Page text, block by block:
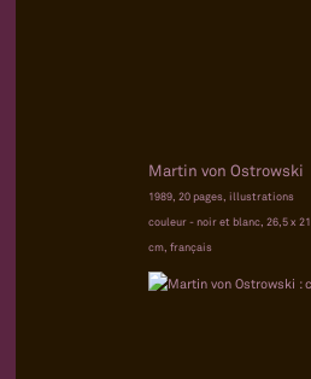
Martin von Ostrowski
1989, 20 pages, illustrations
couleur - noir et blanc, 26,5 x 21
cm, français